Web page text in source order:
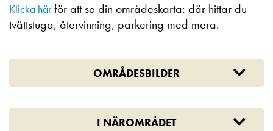
Klicka härför att se din områdeskarta: där hittar du
tvättstuga, återvinning, parkering med mera.
OMRÅDESBILDER
I NÄROMRÅDET